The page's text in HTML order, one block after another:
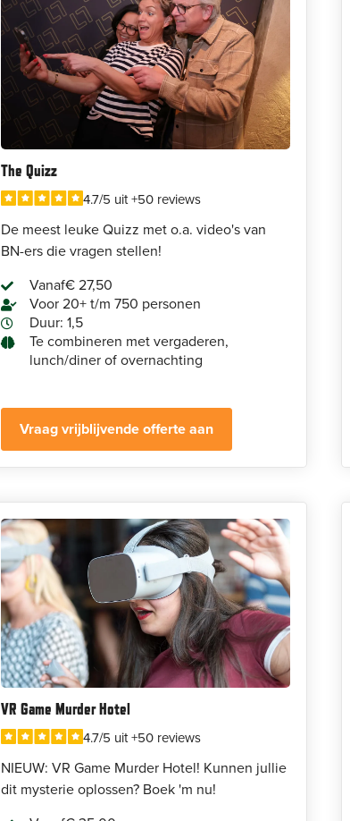
The Quizz
4.7/5 uit +50 reviews
De meest leuke Quizz met o.a. video's van
BN-ers die vragen stellen!
Vanaf€ 27,50
Voor 20+ t/m 750 personen
Duur: 1,5
Te combineren met vergaderen,
lunch/diner of overnachting
Vraag vrijblijvende offerte aan
VR Game Murder Hotel
4.7/5 uit +50 reviews
NIEUW: VR Game Murder Hotel! Kunnen jullie
dit mysterie oplossen? Boek 'm nu!